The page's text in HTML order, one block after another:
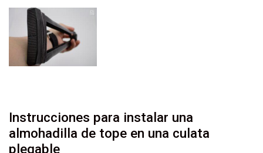
Instrucciones para instalar una
almohadilla de tope en una culata
plegable